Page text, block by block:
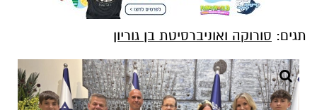
תגים: סורוקה ואוניברסיטת בן גוריון